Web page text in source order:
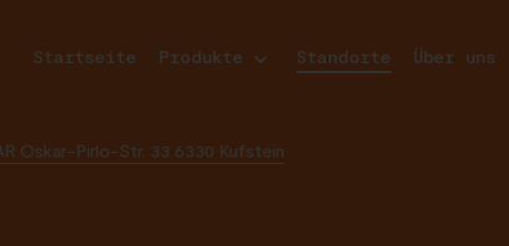
Startseite Produkte Standorte Über uns
Oskar-Pirlo-Str. 33 6330 Kufstein